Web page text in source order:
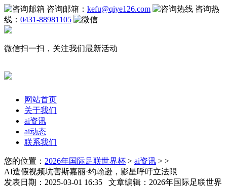
咨询邮箱： kefu@qiye126.com
咨询热
线： 0431-88981105
微信扫一扫，关注我们最新活动
网站首页
关于我们
ai资讯
ai动态
联系我们
您的位置： 2026年国际足联世界杯 > ai资讯 > >
AI造假视频坑害斯嘉丽·约翰逊，影星呼吁立法限
发表日期：2025-03-01 16:35 文章编辑：2026年国际足联世界